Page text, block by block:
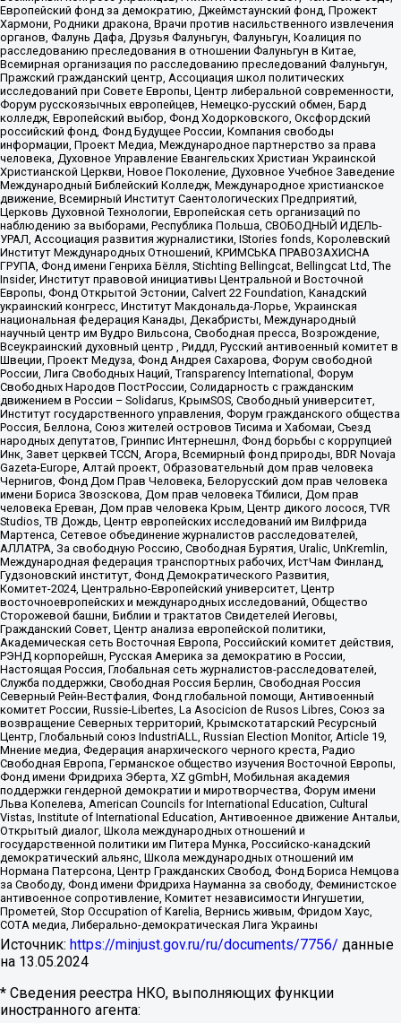
Европейский фонд за демократию, Джеймстаунский фонд, Прожект
Хармони, Родники дракона, Врачи против насильственного извлечения
органов, Фалунь Дафа, Друзья Фалуньгун, Фалуньгун, Коалиция по
расследованию преследования в отношении Фалуньгун в Китае,
Всемирная организация по расследованию преследований Фалуньгун,
Пражский гражданский центр, Ассоциация школ политических
исследований при Совете Европы, Центр либеральной современности,
Форум русскоязычных европейцев, Немецко-русский обмен, Бард
колледж, Европейский выбор, Фонд Ходорковского, Оксфордский
российский фонд, Фонд Будущее России, Компания свободы
информации, Проект Медиа, Международное партнерство за права
человека, Духовное Управление Евангельских Христиан Украинской
Христианской Церкви, Новое Поколение, Духовное Учебное Заведение
Международный Библейский Колледж, Международное христианское
движение, Всемирный Институт Саентологических Предприятий,
Церковь Духовной Технологии, Европейская сеть организаций по
наблюдению за выборами, Республика Польша, СВОБОДНЫЙ ИДЕЛЬ-
УРАЛ, Ассоциация развития журналистики, IStories fonds, Королевский
Институт Международных Отношений, КРИМСЬКА ПРАВОЗАХИСНА
ГРУПА, Фонд имени Генриха Бёлля, Stichting Bellingcat, Bellingcat Ltd, The
Insider, Институт правовой инициативы Центральной и Восточной
Европы, Фонд Открытой Эстонии, Calvert 22 Foundation, Канадский
украинский конгресс, Институт Макдональда-Лорье, Украинская
национальная федерация Канады, Декабристы, Международный
научный центр им Вудро Вильсона, Свободная пресса, Возрождение,
Всеукраинский духовный центр , Риддл, Русский антивоенный комитет в
Швеции, Проект Медуза, Фонд Андрея Сахарова, Форум свободной
России, Лига Свободных Наций, Transparеncy International, Форум
Свободных Народов ПостРоссии, Солидарность с гражданским
движением в России – Solidarus, КрымSOS, Свободный университет,
Институт государственного управления, Форум гражданского общества
Россия, Беллона, Союз жителей островов Тисима и Хабомаи, Съезд
народных депутатов, Гринпис Интернешнл, Фонд борьбы с коррупцией
Инк, Завет церквей TCCN, Агора, Всемирный фонд природы, BDR Novaja
Gazeta-Europe, Алтай проект, Образовательный дом прав человека
Чернигов, Фонд Дом Прав Человека, Белорусский дом прав человека
имени Бориса Звозскова, Дом прав человека Тбилиси, Дом прав
человека Ереван, Дом прав человека Крым, Центр дикого лосося, TVR
Studios, ТВ Дождь, Центр европейских исследований им Вилфрида
Мартенса, Сетевое объединение журналистов расследователей,
АЛЛАТРА, За свободную Россию, Свободная Бурятия, Uralic, UnKremlin,
Международная федерация транспортных рабочих, ИстЧам Финланд,
Гудзоновский институт, Фонд Демократического Развития,
Комитет-2024, Центрально-Европейский университет, Центр
восточноевропейских и международных исследований, Общество
Сторожевой башни, Библии и трактатов Свидетелей Иеговы,
Гражданский Совет, Центр анализа европейской политики,
Академическая сеть Восточная Европа, Российский комитет действия,
РЭНД корпорейшн, Русская Америка за демократию в России,
Настоящая Россия, Глобальная сеть журналистов-расследователей,
Служба поддержки, Свободная Россия Берлин, Свободная Россия
Северный Рейн-Вестфалия, Фонд глобальной помощи, Антивоенный
комитет России, Russie-Libertes, La Asocicion de Rusos Libres, Союз за
возвращение Северных территорий, Крымскотатарский Ресурсный
Центр, Глобальный союз IndustriALL, Russian Election Monitor, Article 19,
Мнение медиа, Федерация анархического черного креста, Радио
Свободная Европа, Германское общество изучения Восточной Европы,
Фонд имени Фридриха Эберта, XZ gGmbH, Мобильная академия
поддержки гендерной демократии и миротворчества, Форум имени
Льва Копелева, American Councils for International Education, Cultural
Vistas, Institute of International Education, Антивоенное движение Антальи,
Открытый диалог, Школа международных отношений и
государственной политики им Питера Мунка, Российско-канадский
демократический альянс, Школа международных отношений им
Нормана Патерсона, Центр Гражданских Свобод, Фонд Бориса Немцова
за Свободу, Фонд имени Фридриха Науманна за свободу, Феминистское
антивоенное сопротивление, Комитет независимости Ингушетии,
Прометей, Stop Occupation of Karelia, Вернись живым, Фридом Хаус,
СОТА медиа, Либерально-демократическая Лига Украины
Источник: https://minjust.gov.ru/ru/documents/7756/ данные
на 13.05.2024
* Сведения реестра НКО, выполняющих функции
иностранного агента: